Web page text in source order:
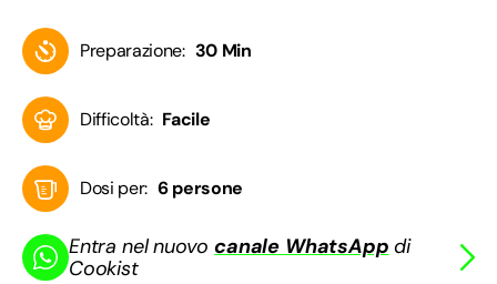
Preparazione: 30 Min
Difficoltà: Facile
Dosi per: 6 persone
Entra nel nuovocanale WhatsApp di
Cookist